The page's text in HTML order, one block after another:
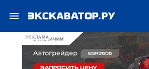
РЕКЛАМА